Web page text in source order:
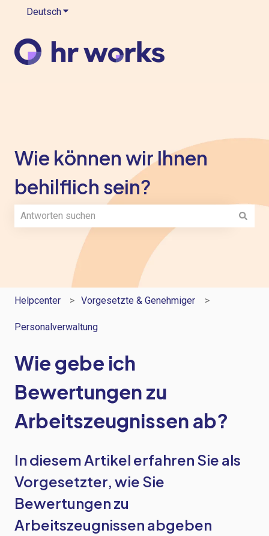
DeutschUntermenü für Übersetzungen anzeigen
Wie können wir Ihnen
behilflich sein?
Es gibt keine Vorschläge, da das Suchfeld leer ist.
Helpcenter Vorgesetzte & Genehmiger
Personalverwaltung
Wie gebe ich
Bewertungen zu
Arbeitszeugnissen ab?
In diesem Artikel erfahren Sie als
Vorgesetzter, wie Sie
Bewertungen zu
Arbeitszeugnissen abgeben